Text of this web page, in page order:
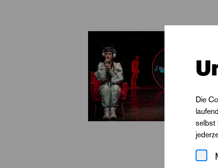
Die
selbst